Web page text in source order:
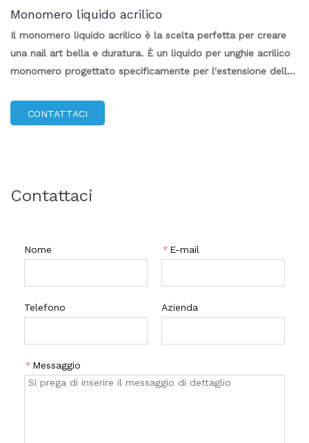
Monomero liquido acrilico
Il monomero liquido acrilico è la scelta perfetta per creare
una nail art bella e duratura. È un liquido per unghie acrilico
monomero progettato specificamente per l'estensione delle
risultati duraturi. Diventa creativo e crea una bella nail art
con il nostro monomero liquido acrilico.
CONTATTACI
Contattaci
Nome * E-mail
Telefono Azienda
* Messaggio